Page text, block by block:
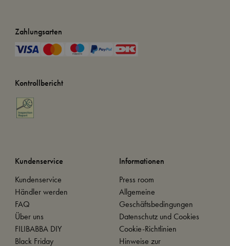
Zahlungsarten
Kontrollbericht
Kundenservice
Kundenservice
Händler werden
FAQ
Über uns
FILIBABBA DIY
Black Friday
Informationen
Press room
Allgemeine
Geschäftsbedingungen
Datenschutz und Cookies
Cookie-Richtlinien
Hinweise zur